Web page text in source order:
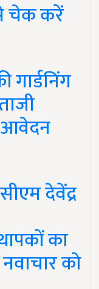
चेक करें
गार्डनिंग
आवेदन
देवेंद्र
का
को